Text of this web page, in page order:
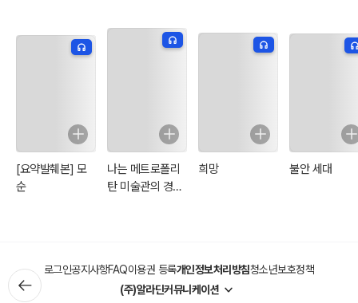
[요약발췌본] 모
순
나는 메트로폴리
탄 미술관의 경비
희망 불안 세대
로그인공지사항FAQ이용권 등록개인정보처리방침청소년보호정책
(주)알라딘커뮤니케이션